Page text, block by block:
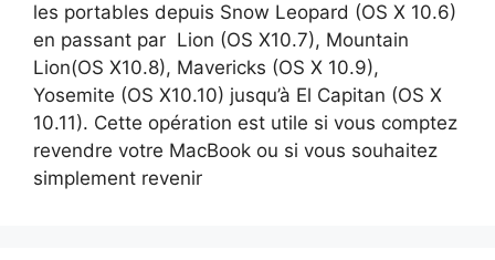
les portables depuis Snow Leopard (OS X 10.6)
en passant par Lion (OS X10.7), Mountain
Lion(OS X10.8), Mavericks (OS X 10.9),
Yosemite (OS X10.10) jusqu’à El Capitan (OS X
10.11). Cette opération est utile si vous comptez
revendre votre MacBook ou si vous souhaitez
simplement revenir